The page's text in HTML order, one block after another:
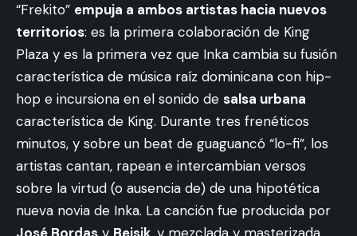
“Frekito” empuja a ambos artistas hacia nuevos
territorios: es la primera colaboración de King
Plaza y es la primera vez que Inka cambia su fusión
característica de música raíz dominicana con hip-
hop e incursiona en el sonido de salsa urbana
característica de King. Durante tres frenéticos
minutos, y sobre un beat de guaguancó “lo-fi”, los
artistas cantan, rapean e intercambian versos
sobre la virtud (o ausencia de) de una hipotética
nueva novia de Inka. La canción fue producida por